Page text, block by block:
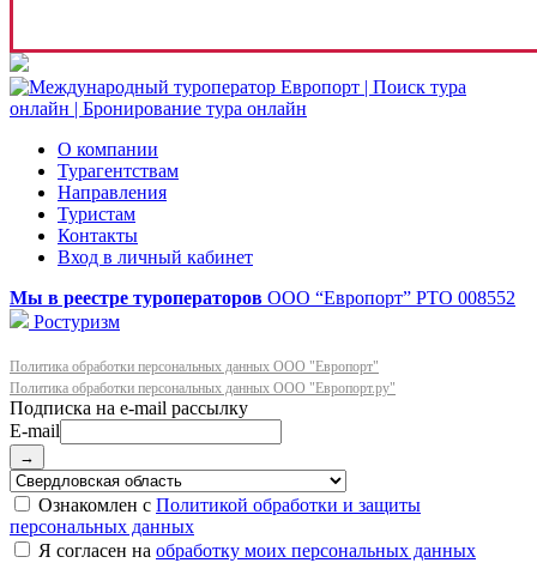
О компании
Турагентствам
Направления
Туристам
Контакты
Вход в личный кабинет
Мы в реестре туроператоров ООО “Европорт” РТО 008552
Ростуризм
Политика обработки персональных данных ООО "Европорт"
Политика обработки персональных данных ООО "Европорт.ру"
E-mail
→
Ознакомлен с Политикой обработки и защиты
персональных данных
Я согласен на обработку моих персональных данных